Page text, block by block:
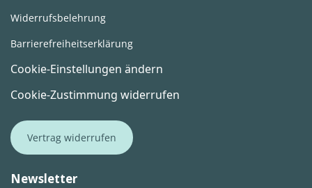
Widerrufsbelehrung
Barrierefreiheitserklärung
Cookie-Einstellungen ändern
Cookie-Zustimmung widerrufen
Vertrag widerrufen
Newsletter